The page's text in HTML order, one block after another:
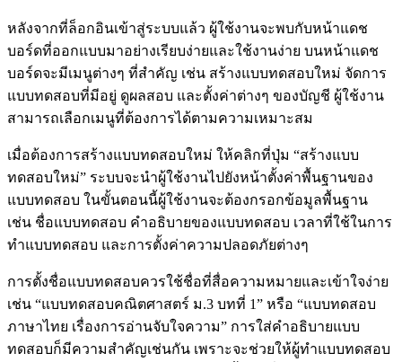
หลังจากที่ล็อกอินเข้าสู่ระบบแล้ว ผู้ใช้งานจะพบกับหน้าแดช
บอร์ดที่ออกแบบมาอย่างเรียบง่ายและใช้งานง่าย บนหน้าแดช
บอร์ดจะมีเมนูต่างๆ ที่สำคัญ เช่น สร้างแบบทดสอบใหม่ จัดการ
แบบทดสอบที่มีอยู่ ดูผลสอบ และตั้งค่าต่างๆ ของบัญชี ผู้ใช้งาน
สามารถเลือกเมนูที่ต้องการได้ตามความเหมาะสม
เมื่อต้องการสร้างแบบทดสอบใหม่ ให้คลิกที่ปุ่ม “สร้างแบบ
ทดสอบใหม่” ระบบจะนำผู้ใช้งานไปยังหน้าตั้งค่าพื้นฐานของ
แบบทดสอบ ในขั้นตอนนี้ผู้ใช้งานจะต้องกรอกข้อมูลพื้นฐาน
เช่น ชื่อแบบทดสอบ คำอธิบายของแบบทดสอบ เวลาที่ใช้ในการ
ทำแบบทดสอบ และการตั้งค่าความปลอดภัยต่างๆ
การตั้งชื่อแบบทดสอบควรใช้ชื่อที่สื่อความหมายและเข้าใจง่าย
เช่น “แบบทดสอบคณิตศาสตร์ ม.3 บทที่ 1” หรือ “แบบทดสอบ
ภาษาไทย เรื่องการอ่านจับใจความ” การใส่คำอธิบายแบบ
ทดสอบก็มีความสำคัญเช่นกัน เพราะจะช่วยให้ผู้ทำแบบทดสอบ